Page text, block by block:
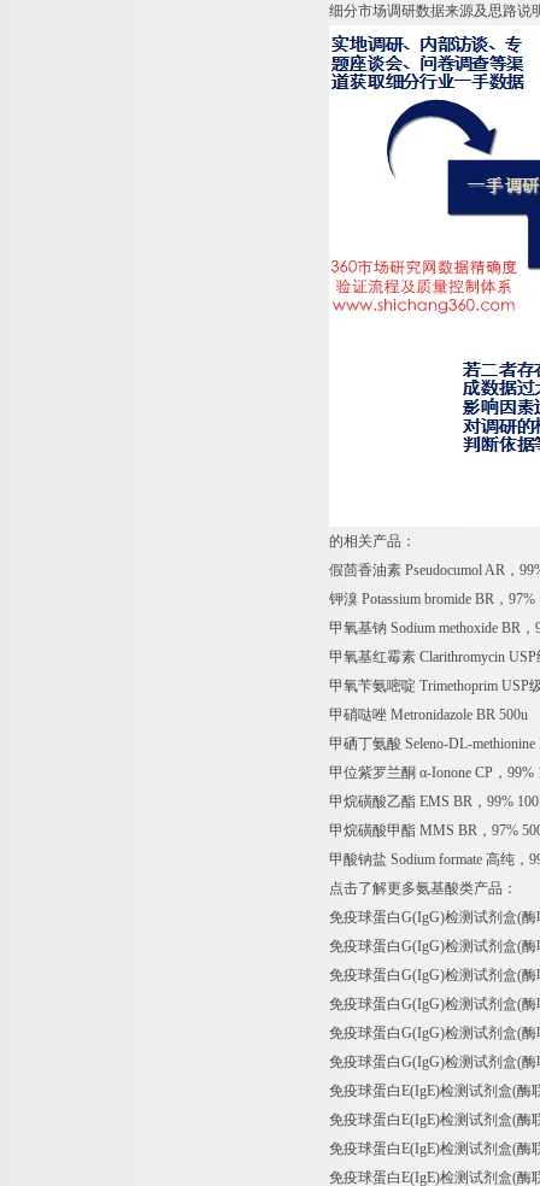
细分市场调研数据来源及思路说
的相关产品：
假茴香油素 Pseudocumol AR，
钾溴 Potassium bromide BR，97%
甲氧基钠 Sodium methoxide BR，
甲氧基红霉素 Clarithromycin
甲氧苄氨嘧啶 Trimethoprim USP
甲硝哒唑 Metronidazole BR 500u
甲硒丁氨酸 Seleno-DL-
甲位紫罗兰酮 α-Ionone CP，99%
甲烷磺酸乙酯 EMS BR，99%
甲烷磺酸甲酯 MMS BR，97%
甲酸钠盐 Sodium formate 高纯，
点击了解更多氨基酸类产品：
免疫球蛋白G(IgG)检测试剂盒(酶
免疫球蛋白G(IgG)检测试剂盒(酶
免疫球蛋白G(IgG)检测试剂盒(酶
免疫球蛋白G(IgG)检测试剂盒(酶
免疫球蛋白G(IgG)检测试剂盒(酶
免疫球蛋白G(IgG)检测试剂盒(酶
免疫球蛋白E(IgE)检测试剂盒(酶
免疫球蛋白E(IgE)检测试剂盒(酶
免疫球蛋白E(IgE)检测试剂盒(酶
免疫球蛋白E(IgE)检测试剂盒(酶